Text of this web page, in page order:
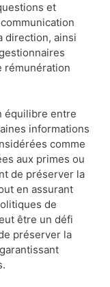
et
direction, ainsi
rémunération
équilibre entre
informations
comme
aux primes ou
de préserver la
en assurant
de
être un défi
préserver la